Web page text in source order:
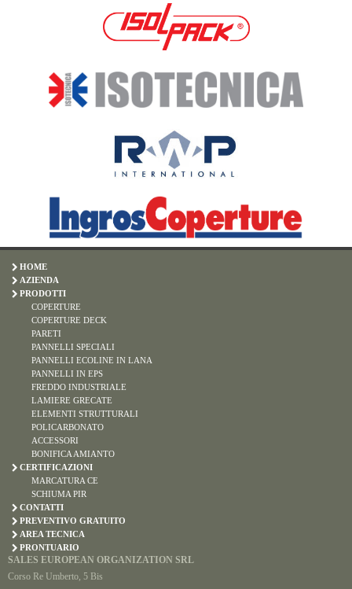
HOME
AZIENDA
PRODOTTI
COPERTURE
COPERTURE DECK
PARETI
PANNELLI SPECIALI
PANNELLI ECOLINE IN LANA
PANNELLI IN EPS
FREDDO INDUSTRIALE
LAMIERE GRECATE
ELEMENTI STRUTTURALI
POLICARBONATO
ACCESSORI
BONIFICA AMIANTO
CERTIFICAZIONI
MARCATURA CE
SCHIUMA PIR
CONTATTI
PREVENTIVO GRATUITO
AREA TECNICA
PRONTUARIO
SALES EUROPEAN ORGANIZATION SRL
Corso Re Umberto, 5 Bis